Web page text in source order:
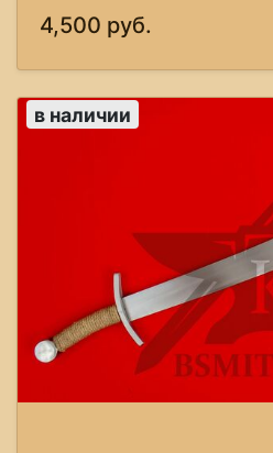
4,500 руб.
в наличии